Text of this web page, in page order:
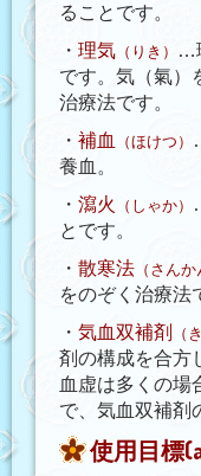
ることです。
・ 理気 （りき）
…
です。気（氣）
治療法です。
・ 補血 （ほけつ）
養血。
・ 瀉火 （しゃか）
とです。
・ 散寒法 （さんか
をのぞく治療法
・ 気血双補剤 （
剤の構成を合方
血虚は多くの場
で、気血双補剤
使用目標